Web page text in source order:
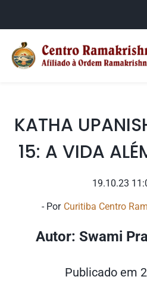
main
content
KATHA
15: A VIDA
19.10.23
- Por Curitiba Centro
Autor: Swami
Publicado em